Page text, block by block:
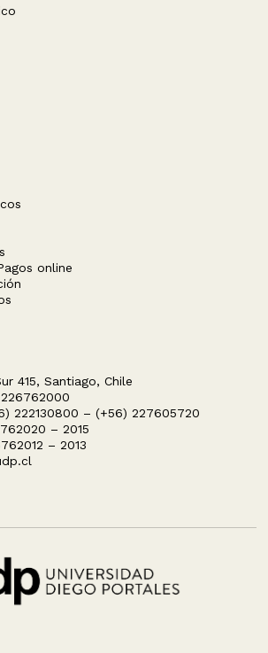
online
415, Santiago, Chile
222130800 – (+56) 227605720
– 2015
– 2013